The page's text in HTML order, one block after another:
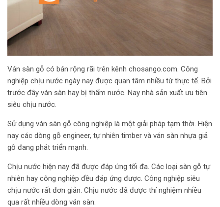
Ván sàn gỗ có bán rộng rãi trên kênh chosango.com. Công
nghiệp chịu nước ngày nay được quan tâm nhiều từ thực tế. Bởi
trước đây ván sàn hay bị thấm nước. Nay nhà sản xuất ưu tiên
siêu chịu nước.
Sử dụng ván sàn gỗ công nghiệp là một giải pháp tạm thời. Hiện
nay các dòng gỗ engineer, tự nhiên timber và ván sàn nhựa giả
gỗ đang phát triển mạnh.
Chịu nước hiện nay đã được đáp ứng tối đa. Các loại sàn gỗ tự
nhiên hay công nghiệp đều đáp ứng được. Công nghiệp siêu
chịu nước rất đơn giản. Chịu nước đã được thí nghiệm nhiều
qua rất nhiều dòng ván sàn.